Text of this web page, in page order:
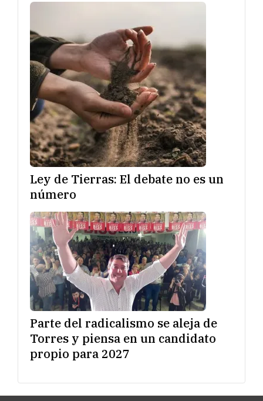
Ley de Tierras: El debate no es un
número
Parte del radicalismo se aleja de
Torres y piensa en un candidato
propio para 2027